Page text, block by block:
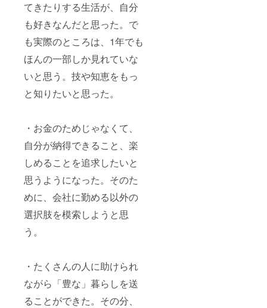
てきたりする生活が、自分
も好きなんだと思った。で
も実際のところは、1年でも
ほんの一部しか見れていな
いと思う。技や知恵をもっ
と知りたいと思った。
・お金のためじゃなくて、
自分が納得できること、楽
しめることを追求したいと
思うようになった。そのた
めに、会社に勤める以外の
選択肢を模索しようと思
う。
・たくさんの人に助けられ
ながら「豊な」暮らしを送
ることができた。その分、